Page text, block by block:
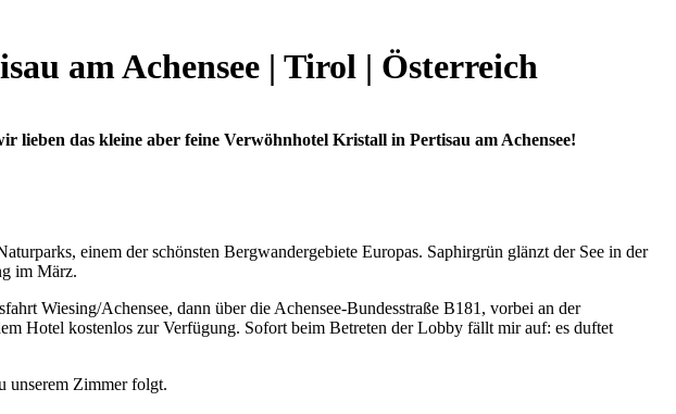
am Achensee | Tirol | Österreich
das kleine aber feine Verwöhnhotel Kristall in Pertisau am Achensee!
einem der schönsten Bergwandergebiete Europas. Saphirgrün glänzt der See in der
im März.
Wiesing/Achensee, dann über die Achensee-Bundesstraße B181, vorbei an der
Hotel kostenlos zur Verfügung. Sofort beim Betreten der Lobby fällt mir auf: es duftet
unserem Zimmer folgt.